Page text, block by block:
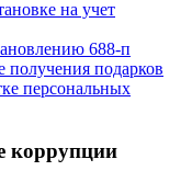
на учет
688-п
подарков
персональных
коррупции